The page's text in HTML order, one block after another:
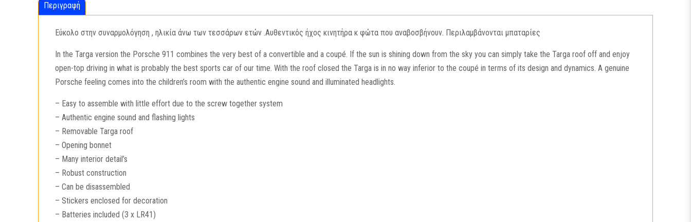
Περιγραφή
Eύκολο στην συναρμολόγηση , ηλικία άνω των τεσσάρων ετών .Αυθεντικός ήχος κινητήρα κ φώτα που αναβοσβήνουν. Περιλαμβάνονται μπαταρίες
In the Targa version the Porsche 911 combines the very best of a convertible and a coupé. If the sun is shining down from the sky you can simply take the Targa roof off and enjoy
open-top driving in what is probably the best sports car of our time. With the roof closed the Targa is in no way inferior to the coupé in terms of its design and dynamics. A genuine
Porsche feeling comes into the children’s room with the authentic engine sound and illuminated headlights.
– Easy to assemble with little effort due to the screw together system
– Authentic engine sound and flashing lights
– Removable Targa roof
– Opening bonnet
– Many interior detail’s
– Robust construction
– Can be disassembled
– Stickers enclosed for decoration
– Batteries included (3 x LR41)